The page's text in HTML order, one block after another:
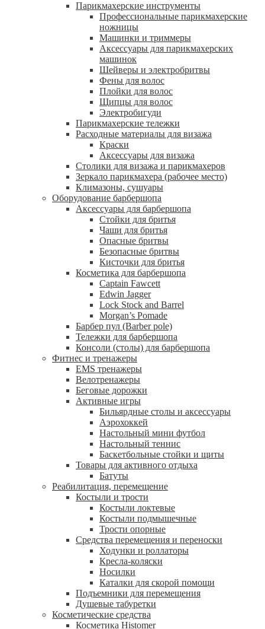
Парикмахерские инструменты
Профессиональные парикмахерские
ножницы
Машинки и триммеры
Аксессуары для парикмахерских
машинок
Шейверы и электробритвы
Фены для волос
Плойки для волос
Щипцы для волос
Электробигуди
Парикмахерские тележки
Расходные материалы для визажа
Краски
Аксессуары для визажа
Столики для визажа и парикмахеров
Зеркало парикмахера (рабочее место)
Климазоны, сушуары
Оборудование барбершопа
Аксессуары для барбершопа
Стойки для бритья
Чаши для бритья
Опасные бритвы
Безопасные бритвы
Кисточки для бритья
Косметика для барбершопа
Captain Fawcett
Edwin Jagger
Lock Stock and Barrel
Morgan’s Pomade
Барбер пул (Barber pole)
Тележки для барбершопа
Консоли (столы) для барбершопа
Фитнес и тренажеры
EMS тренажеры
Велотренажеры
Беговые дорожки
Активные игры
Бильярдные столы и аксессуары
Аэрохоккей
Настольный мини футбол
Настольный теннис
Баскетбольные стойки и щиты
Товары для активного отдыха
Батуты
Реабилитация, перемещение
Костыли и трости
Костыли локтевые
Костыли подмышечные
Трости опорные
Средства перемещения и переноски
Ходунки и роллаторы
Кресла-коляски
Носилки
Каталки для скорой помощи
Подъемники для перемещения
Душевые табуретки
Косметические средства
Косметика Histomer